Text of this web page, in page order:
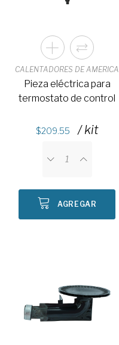
CALENTADORES DE AMERICA
Pieza eléctrica para
termostato de control
209.55 / kit
AGREGAR